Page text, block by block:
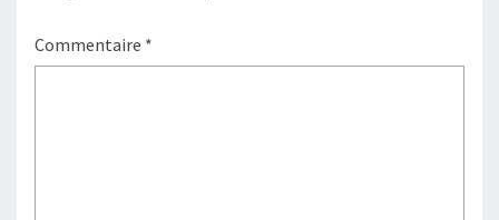
Commentaire *